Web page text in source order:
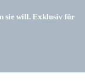
sie will. Exklusiv für